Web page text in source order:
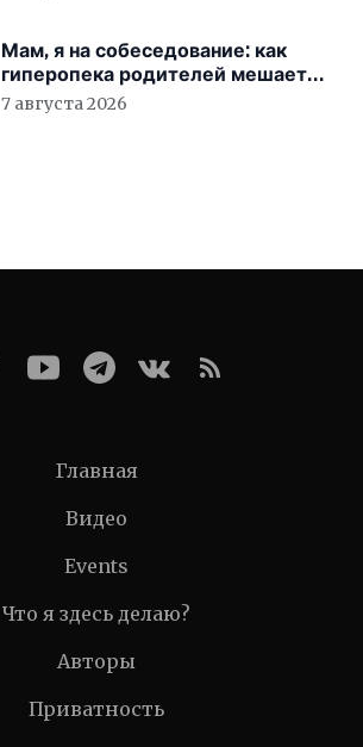
Мам, я на собеседование: как
гиперопека родителей мешает
«зумерам» устроиться в компанию
7 августа 2026
Главная
Видео
Events
Что я здесь делаю?
Авторы
Приватность